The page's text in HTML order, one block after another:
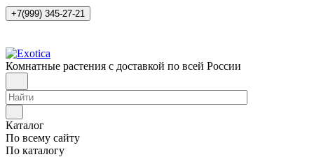
+7(999) 345-27-21
Комнатные растения с доставкой по всей России
Каталог
По всему сайту
По каталогу